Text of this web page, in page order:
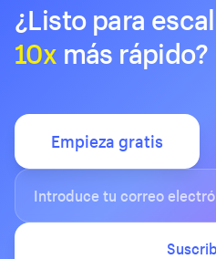
¿Listo para
10x más rápido?
Empieza gratis